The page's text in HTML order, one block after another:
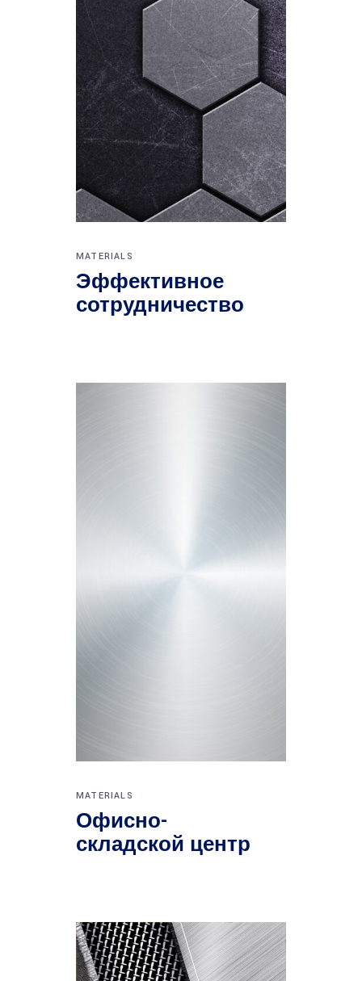
MATERIALS
Эффективное
сотрудничество
MATERIALS
Офисно-
складской центр